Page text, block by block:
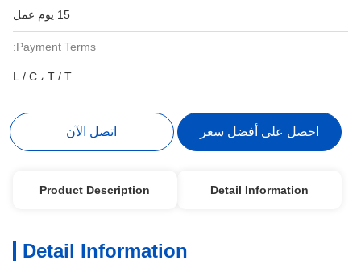
15 يوم عمل
Payment Terms:
L / C ، T / T
احصل على أفضل سعر اتصل الآن
Detail Information
Product Description
Detail Information